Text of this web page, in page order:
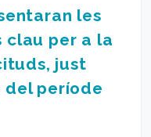
les
clau per a la
just
del període